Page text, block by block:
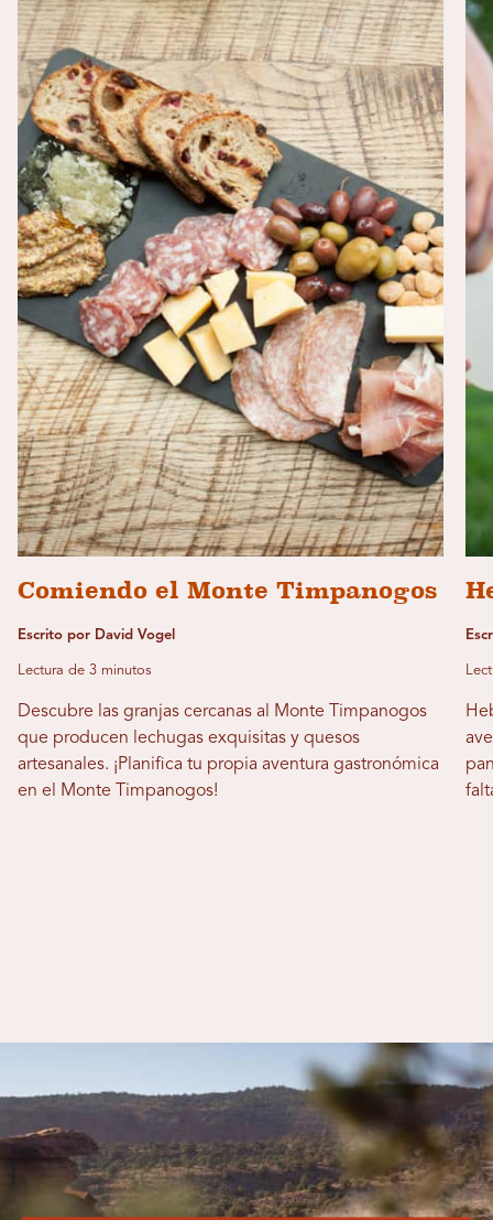
Comiendo el Monte Timpanogos
Escrito por David Vogel
Lectura de 3 minutos
Descubre las granjas cercanas al Monte Timpanogos
que producen lechugas exquisitas y quesos
artesanales. ¡Planifica tu propia aventura gastronómica
en el Monte Timpanogos!